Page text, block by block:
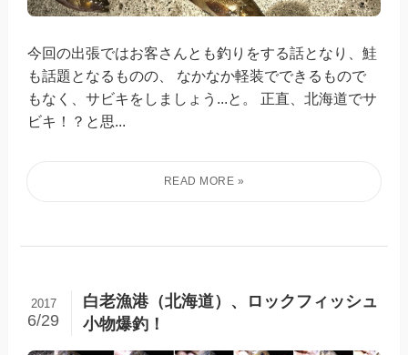
今回の出張ではお客さんとも釣りをする話となり、鮭
も話題となるものの、 なかなか軽装でできるもので
もなく、サビキをしましょう...と。 正直、北海道でサ
ビキ！？と思...
白老漁港（北海道）、ロックフィッシュ
小物爆釣！
2017
6/29